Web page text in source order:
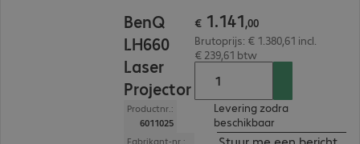
BenQ
LH660
Laser
Projector
Productnr.:
6011025
Fabrikant-nr.:
€ 1.141,00
Brutoprijs: € 1.380,61 incl.
€ 239,61 btw
Levering zodra
beschikbaar